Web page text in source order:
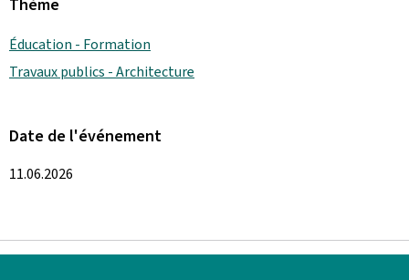
Éducation - Formation
Travaux publics - Architecture
Date de l'événement
11.06.2026